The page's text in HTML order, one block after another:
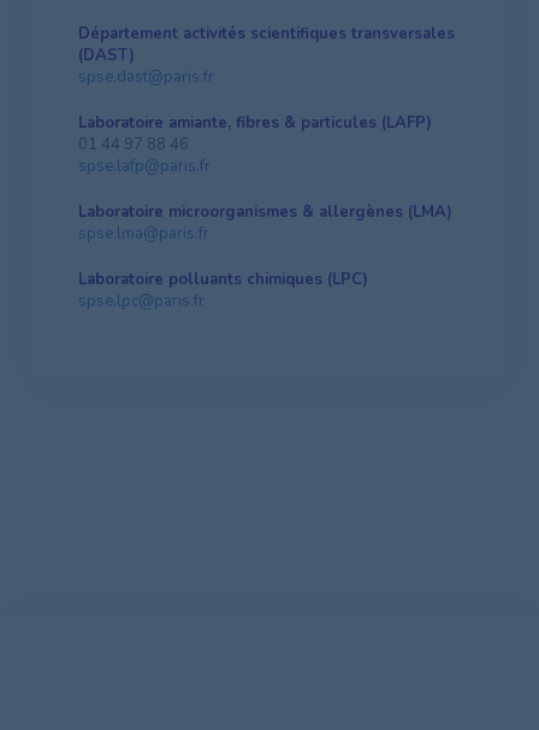
Département activités scientifiques transversales
(DAST)
spse.dast@paris.fr
Laboratoire amiante, fibres & particules (LAFP)
01 44 97 88 46
spse.lafp@paris.fr
Laboratoire microorganismes & allergènes (LMA)
spse.lma@paris.fr
Laboratoire polluants chimiques (LPC)
spse.lpc@paris.fr